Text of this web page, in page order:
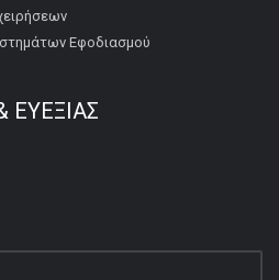
Εφοδιασμού
ΕΥΕΞΙΑΣ